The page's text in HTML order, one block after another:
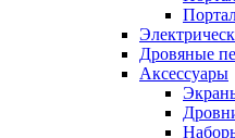
Дровяные
Аксессуары